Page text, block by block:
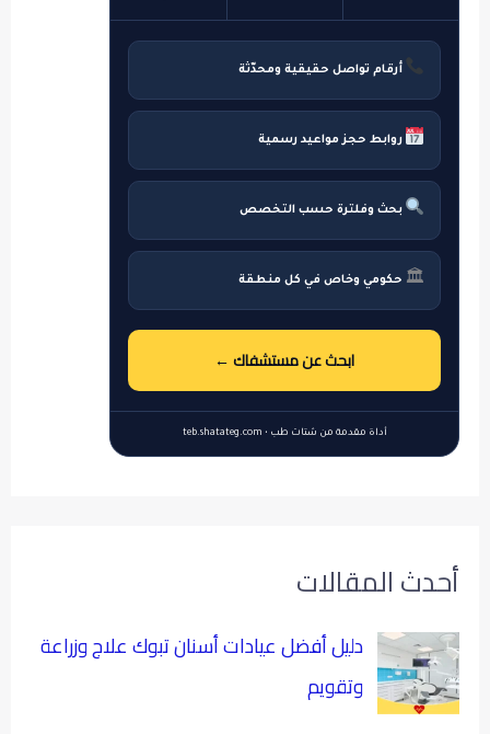
أرقام تواصل حقيقية ومحدّثة
روابط حجز مواعيد رسمية
بحث وفلترة حسب التخصص
🏛 حكومي وخاص في كل منطقة
ابحث عن مستشفاك ←
أداة مقدمة من شتات طب • teb.shatateg.com
أحدث المقالات
دليل أفضل عيادات أسنان تبوك علاج وزراعة
وتقويم